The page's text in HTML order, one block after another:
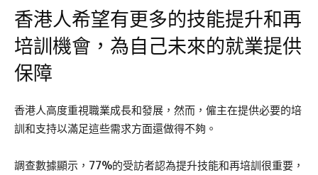
香港人希望有更多的技能提升和再
培訓機會，為自己未來的就業提供
保障
香港人高度重視職業成長和發展，然而，僱主在提供必要的培
訓和支持以滿足這些需求方面還做得不夠。
調查數據顯示，77%的受訪者認為提升技能和再培訓很重要，